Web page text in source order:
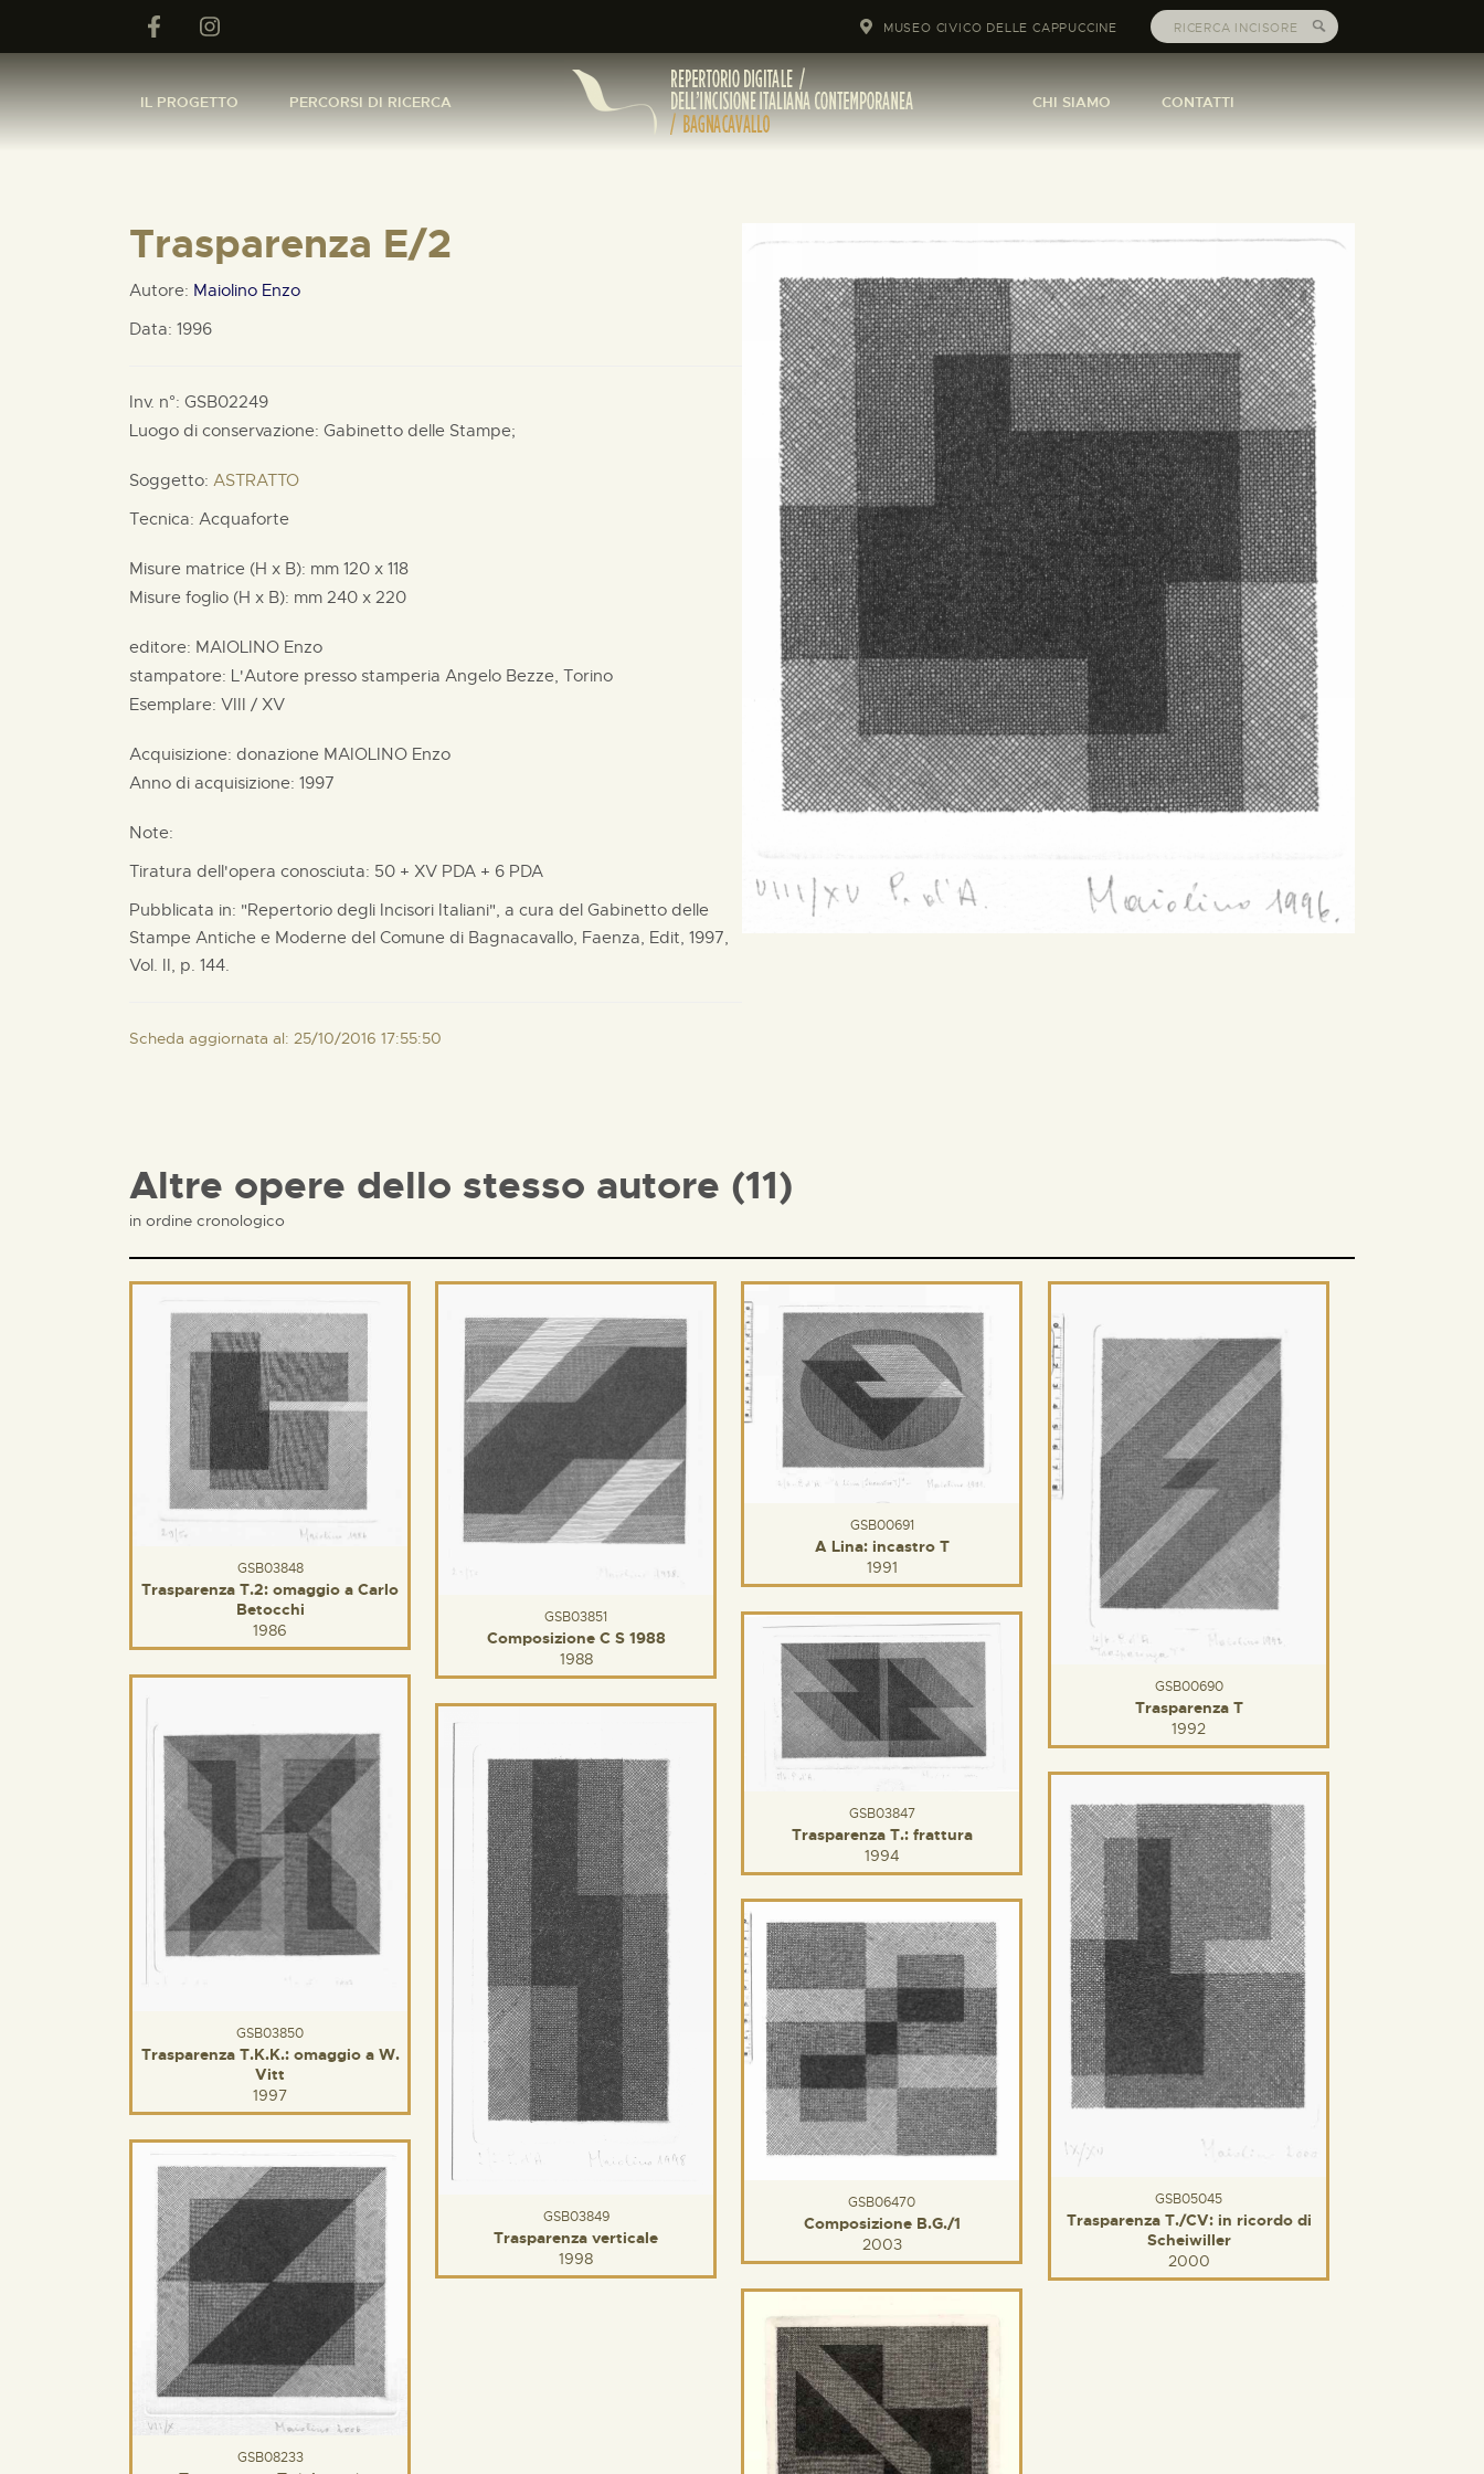
MUSEO CIVICO DELLE CAPPUCCINE
IL PROGETTO PERCORSI DI RICERCA CHI SIAMO CONTATTI
Trasparenza E/2
Autore: Maiolino Enzo
Data: 1996
Inv. n°: GSB02249
Luogo di conservazione: Gabinetto delle Stampe;
Soggetto: ASTRATTO
Tecnica: Acquaforte
Misure matrice (H x B): mm 120 x 118
Misure foglio (H x B): mm 240 x 220
editore: MAIOLINO Enzo
stampatore: L'Autore presso stamperia Angelo Bezze, Torino
Esemplare: VIII / XV
Acquisizione: donazione MAIOLINO Enzo
Anno di acquisizione: 1997
Note:
Tiratura dell'opera conosciuta: 50 + XV PDA + 6 PDA
Pubblicata in: "Repertorio degli Incisori Italiani", a cura del Gabinetto delle
Stampe Antiche e Moderne del Comune di Bagnacavallo, Faenza, Edit, 1997,
Vol. II, p. 144.
Scheda aggiornata al: 25/10/2016 17:55:50
Altre opere dello stesso autore (11)
in ordine cronologico
GSB03848
Trasparenza T.2: omaggio a Carlo
Betocchi
1986
GSB03851
Composizione C S 1988
1988
GSB00691
A Lina: incastro T
1991
GSB00690
Trasparenza T
1992
GSB03847
Trasparenza T.: frattura
1994
GSB03850
Trasparenza T.K.K.: omaggio a W.
Vitt
1997
GSB03849
Trasparenza verticale
1998
GSB05045
Trasparenza T./CV: in ricordo di
Scheiwiller
2000
GSB06470
Composizione B.G./1
2003
GSB08233